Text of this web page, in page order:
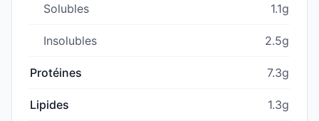
Solubles 1.1g
Insolubles 2.5g
Protéines 7.3g
Lipides 1.3g